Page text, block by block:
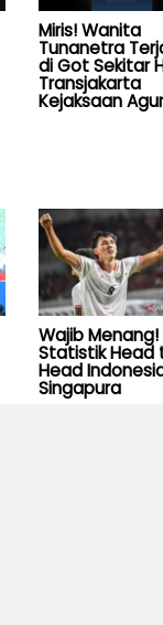
Miris! Wanita
Tunanetra
di Got Sekitar
Transjakarta
Kejaksaan
Wajib Menang!
Statistik Head
Head
Singapura